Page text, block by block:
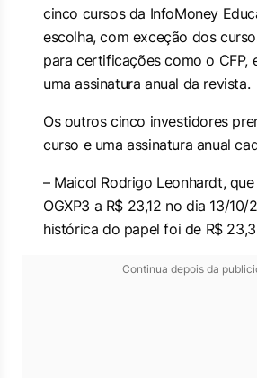
cinco cursos da InfoMoney
escolha, com exceção dos
para certificações como o CFP,
uma assinatura anual da revista.
Os outros cinco investidores
curso e uma assinatura anual
– Maicol Rodrigo Leonhardt,
OGXP3 a R$ 23,12 no dia 13/10/
histórica do papel foi de R$
Continua depois da